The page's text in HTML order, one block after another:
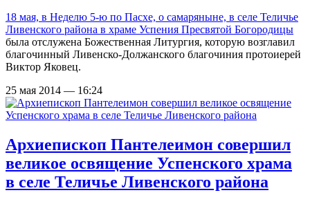
18 мая, в Неделю 5-ю по Пасхе, о самаряныне, в селе Теличье
Ливенского района в храме Успения Пресвятой Богородицы
была отслужена Божественная Литургия, которую возглавил
благочинный Ливенско-Должанского благочиния протоиерей
Виктор Яковец.
25 мая 2014 — 16:24
Архиепископ Пантелеимон совершил
великое освящение Успенского храма
в селе Теличье Ливенского района